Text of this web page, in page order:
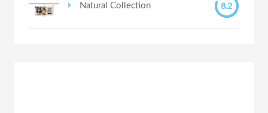
Natural Collection 8.2